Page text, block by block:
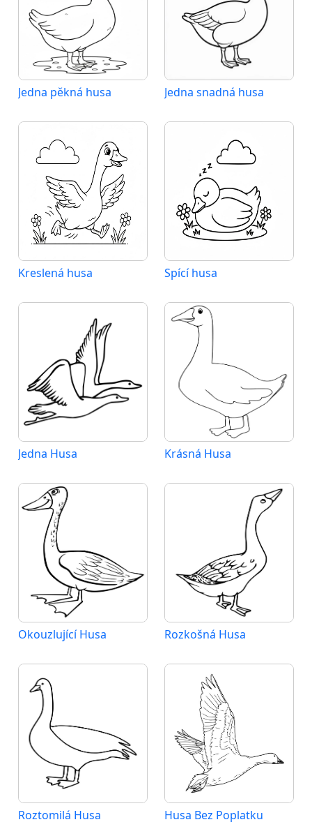
Jedna pěkná husa Jedna snadná husa
Kreslená husa Spící husa
Jedna Husa Krásná Husa
Okouzlující Husa Rozkošná Husa
Roztomilá Husa Husa Bez Poplatku